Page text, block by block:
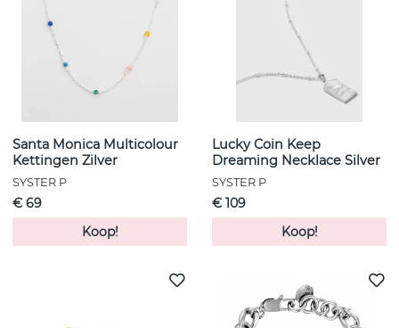
Santa Monica Multicolour
Kettingen Zilver
SYSTER P
€ 69
Koop!
Lucky Coin Keep
Dreaming Necklace Silver
SYSTER P
€ 109
Koop!